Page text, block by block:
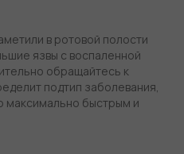
в ротовой полости
язвы с воспаленной
обращайтесь к
подтип заболевания,
максимально быстрым и